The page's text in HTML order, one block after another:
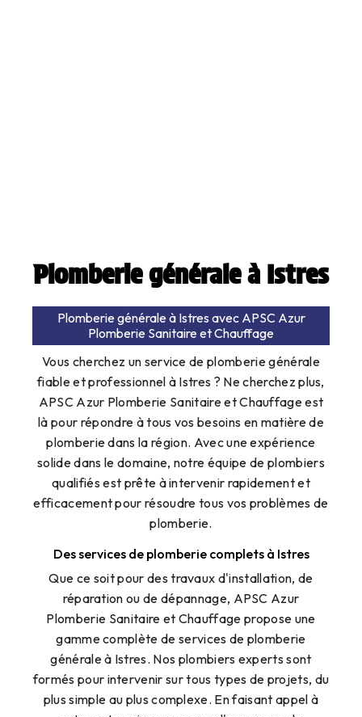
Plomberie générale à Istres
Plomberie générale à Istres avec APSC Azur
Plomberie Sanitaire et Chauffage
Vous cherchez un service de plomberie générale
fiable et professionnel à Istres ? Ne cherchez plus,
APSC Azur Plomberie Sanitaire et Chauffage est
là pour répondre à tous vos besoins en matière de
plomberie dans la région. Avec une expérience
solide dans le domaine, notre équipe de plombiers
qualifiés est prête à intervenir rapidement et
efficacement pour résoudre tous vos problèmes de
plomberie.
Des services de plomberie complets à Istres
Que ce soit pour des travaux d'installation, de
réparation ou de dépannage, APSC Azur
Plomberie Sanitaire et Chauffage propose une
gamme complète de services de plomberie
générale à Istres. Nos plombiers experts sont
formés pour intervenir sur tous types de projets, du
plus simple au plus complexe. En faisant appel à